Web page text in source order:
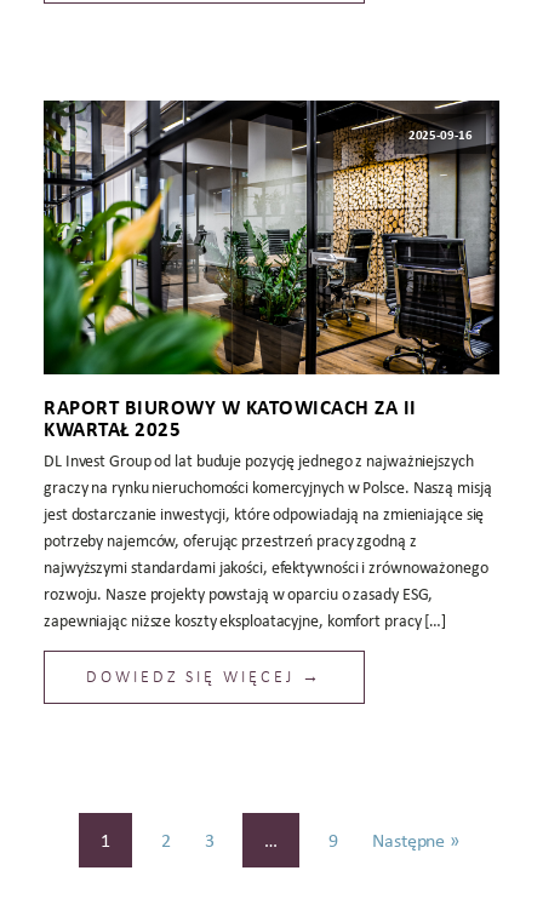
2025-09-16
RAPORT BIUROWY W KATOWICACH ZA II
KWARTAŁ 2025
DL Invest Group od lat buduje pozycję jednego z najważniejszych
graczy na rynku nieruchomości komercyjnych w Polsce. Naszą misją
jest dostarczanie inwestycji, które odpowiadają na zmieniające się
potrzeby najemców, oferując przestrzeń pracy zgodną z
najwyższymi standardami jakości, efektywności i zrównoważonego
rozwoju. Nasze projekty powstają w oparciu o zasady ESG,
zapewniając niższe koszty eksploatacyjne, komfort pracy […]
DOWIEDZ SIĘ WIĘCEJ →
1 2 3 … 9 Następne »